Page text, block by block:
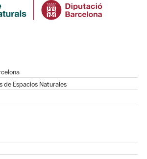
de Espacios Naturales